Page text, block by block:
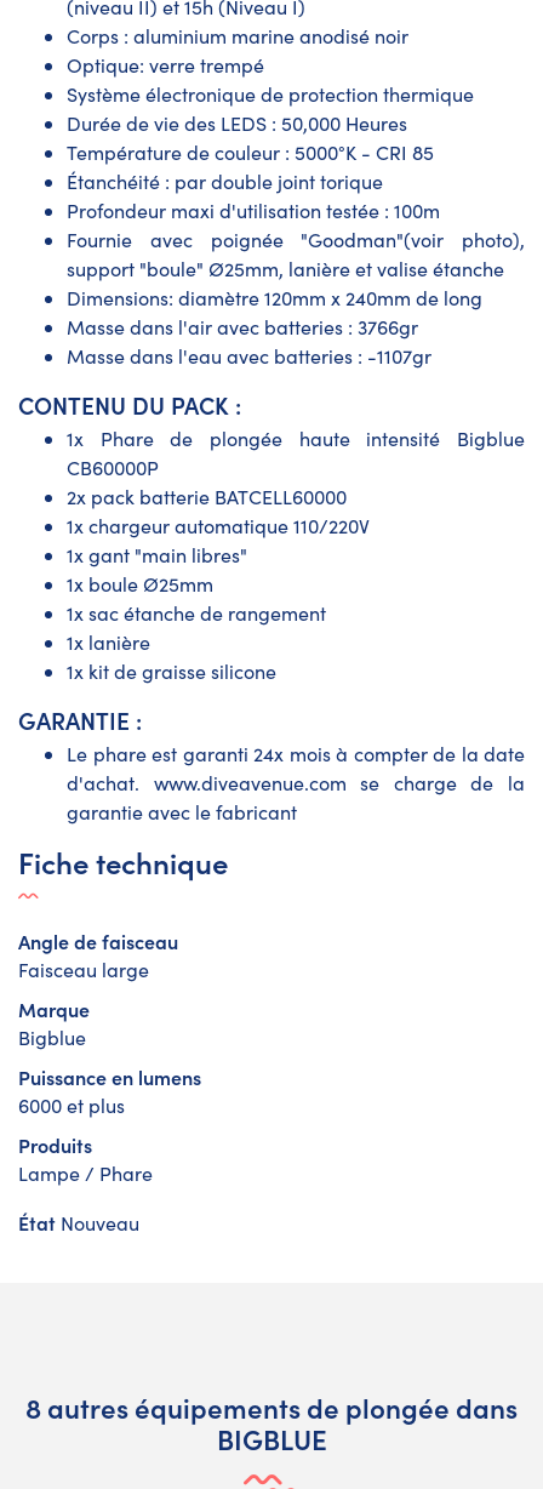
(niveau II) et 15h (Niveau I)
Corps : aluminium marine anodisé noir
Optique: verre trempé
Système électronique de protection thermique
Durée de vie des LEDS : 50,000 Heures
Température de couleur : 5000°K - CRI 85
Étanchéité : par double joint torique
Profondeur maxi d'utilisation testée : 100m
Fournie avec poignée "Goodman"(voir photo),
support "boule" Ø25mm, lanière et valise étanche
Dimensions: diamètre 120mm x 240mm de long
Masse dans l'air avec batteries : 3766gr
Masse dans l'eau avec batteries : -1107gr
CONTENU DU PACK :
1x Phare de plongée haute intensité Bigblue
CB60000P
2x pack batterie BATCELL60000
1x chargeur automatique 110/220V
1x gant "main libres"
1x boule Ø25mm
1x sac étanche de rangement
1x lanière
1x kit de graisse silicone
GARANTIE :
Le phare est garanti 24x mois à compter de la date
d'achat. www.diveavenue.com se charge de la
garantie avec le fabricant
Fiche technique
Angle de faisceau
Faisceau large
Marque
Bigblue
Puissance en lumens
6000 et plus
Produits
Lampe / Phare
État Nouveau
8 autres équipements de plongée dans
BIGBLUE